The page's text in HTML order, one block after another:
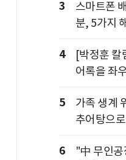
3
스마트폰
분, 5가지
4
[박정훈 칼
어록을 좌
5
가족 생계
추어탕으
6
"中 무인